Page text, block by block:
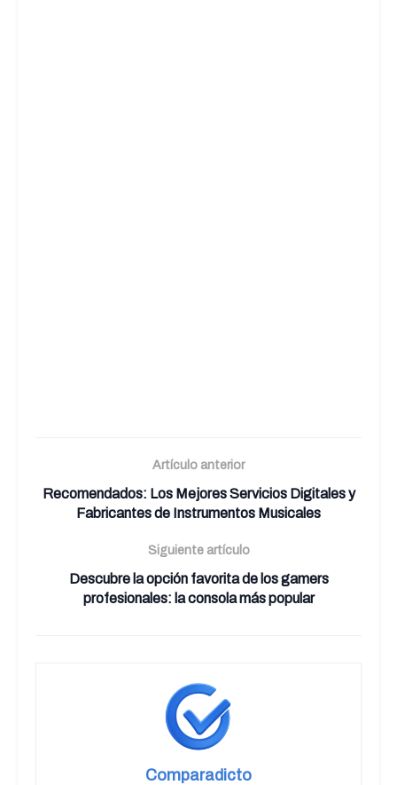
Artículo anterior
Recomendados: Los Mejores Servicios Digitales y
Fabricantes de Instrumentos Musicales
Siguiente artículo
Descubre la opción favorita de los gamers
profesionales: la consola más popular
Comparadicto